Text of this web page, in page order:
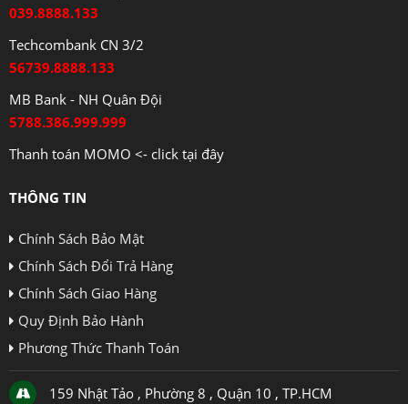
039.8888.133
Techcombank CN 3/2
56739.8888.133
MB Bank - NH Quân Đội
5788.386.999.999
Thanh toán MOMO <- click tại đây
THÔNG TIN
Chính Sách Bảo Mật
Chính Sách Đổi Trả Hàng
Chính Sách Giao Hàng
Quy Định Bảo Hành
Phương Thức Thanh Toán
159 Nhật Tảo , Phường 8 , Quận 10 , TP.HCM